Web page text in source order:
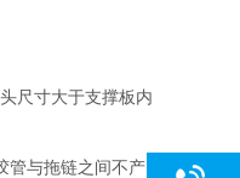
尺寸大于支撑板内
管与拖链之间不产